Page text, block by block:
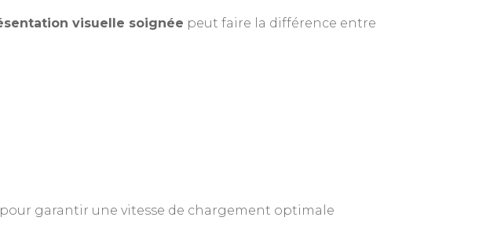
visuelle soignée peut faire la différence entre
garantir une vitesse de chargement optimale